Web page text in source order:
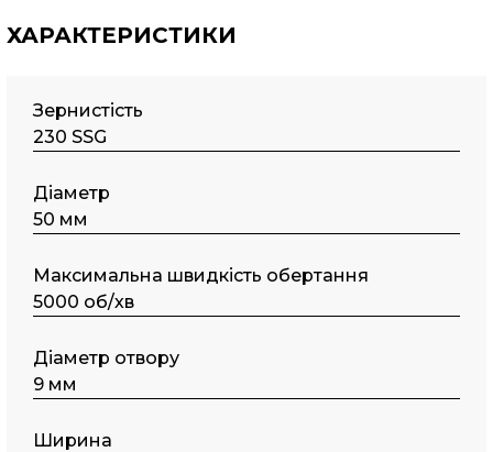
ХАРАКТЕРИСТИКИ
Зернистість
230 SSG
Діаметр
50 мм
Максимальна швидкість обертання
5000 об/хв
Діаметр отвору
9 мм
Ширина